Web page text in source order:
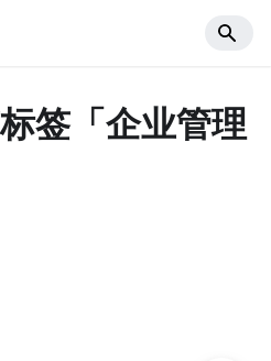
签「企业管理